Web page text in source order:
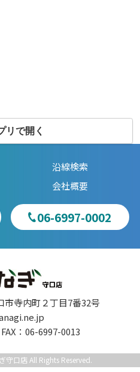
リで開く
沿線検索
会社概要
06-6997-0002
市寺内町２丁目7番32号
：06-6997-0013
守口店 All Rights Reserved.